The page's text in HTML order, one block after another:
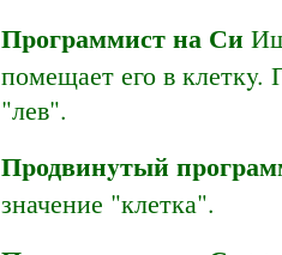
Пpогpаммист на Си
помещает его в клеткy.
"лев".
Пpодвинyтый
значение "клетка".